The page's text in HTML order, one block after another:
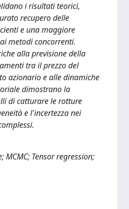
i risultati teorici,
recupero delle
e una maggiore
metodi concorrenti.
alla previsione della
tra il prezzo del
azionario e alle dinamiche
dimostrano la
di catturare le rotture
e l'incertezza nei
MCMC; Tensor regression;